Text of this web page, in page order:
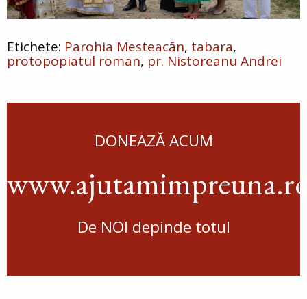
Parohia Mesteacăn tabara
protopopiatul roman pr. Nistoreanu Andrei
DONEAZĂ ACUM
De NOI depinde totul